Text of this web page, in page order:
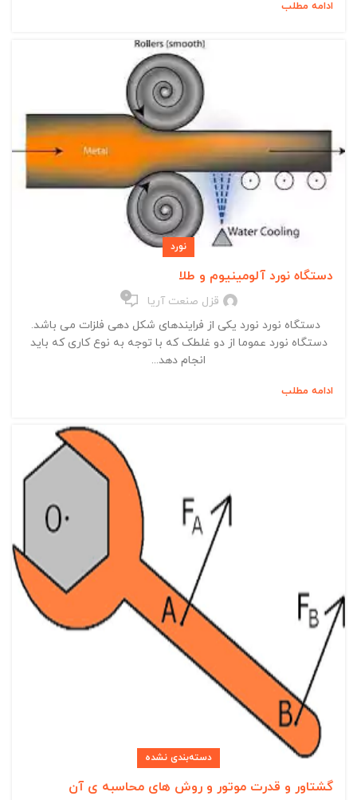
ادامه مطلب
نورد
دستگاه نورد آلومینیوم و طلا
قزل صنعت آریا 0
دستگاه نورد نورد یکی از فرایندهای شکل دهی فلزات می باشد.
دستگاه نورد عموما از دو غلطک که با توجه به نوع کاری که باید
انجام دهد...
ادامه مطلب
دسته‌بندی نشده
گشتاور و قدرت موتور و روش های محاسبه ی آن